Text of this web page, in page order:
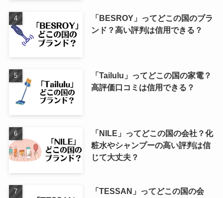
「BESROY」ってどこの国のブラ
ンド？高い評判は信用できる？
「Tailulu」ってどこの国の家電？
高評価口コミは信用できる？
「NILE」ってどこの国の会社？化
粧水やシャンプーの高い評判は信
じて大丈夫？
「TESSAN」ってどこの国の会